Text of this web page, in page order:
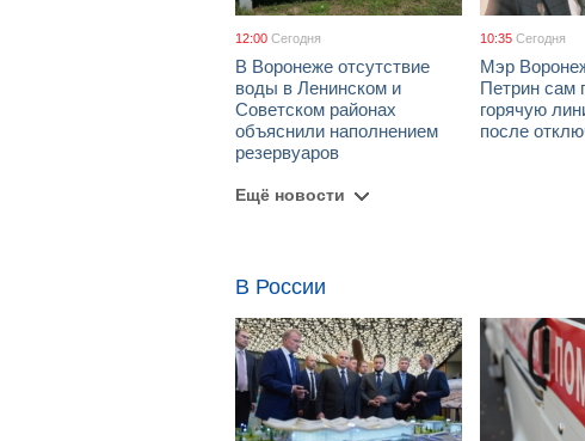
12:00 Сегодня
В Воронеже отсутствие
воды в Ленинском и
Советском районах
объяснили наполнением
резервуаров
10:35 Сегодня
Мэр
Петрин сам
горячую
после
Ещё новости
В России